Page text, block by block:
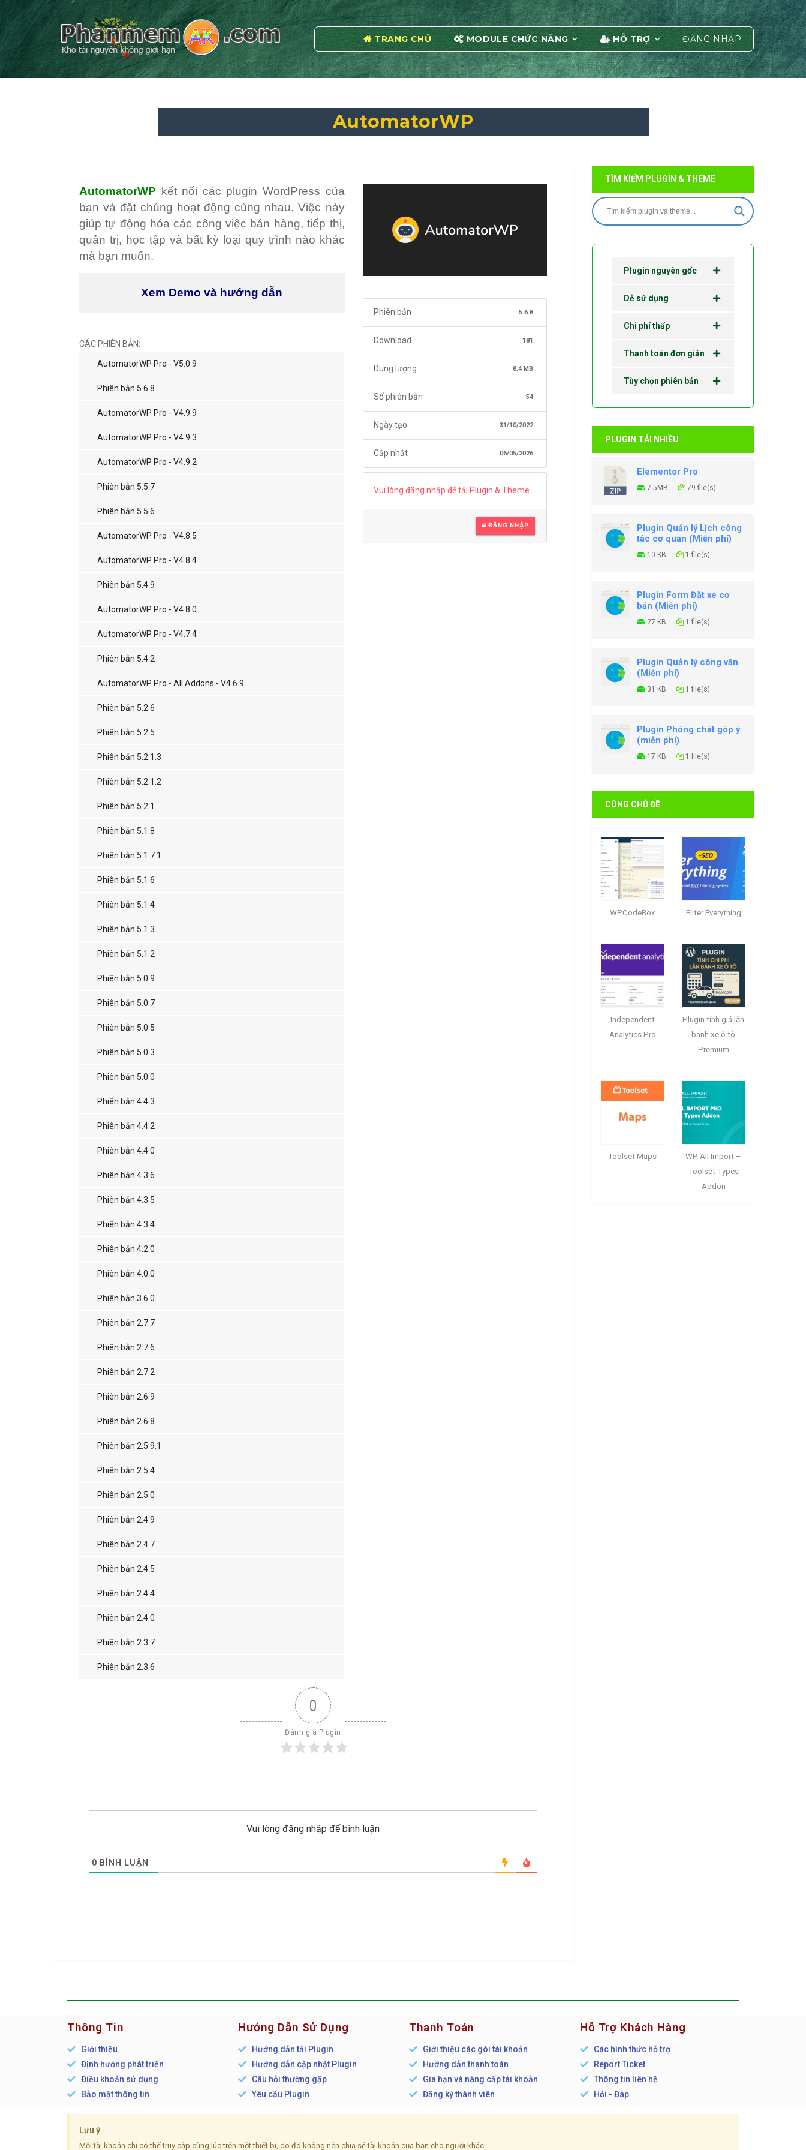
TRANG CHỦ MODULE CHỨC NĂNG HỖ TRỢ ĐĂNG NHẬP
AutomatorWP
AutomatorWP kết nối các plugin WordPress của
bạn và đặt chúng hoạt động cùng nhau. Việc này
giúp tự động hóa các công việc bán hàng, tiếp thị,
quản trị, học tập và bất kỳ loại quy trình nào khác
mà bạn muốn.
Xem Demo và hướng dẫn
CÁC PHIÊN BẢN:
AutomatorWP Pro - V5.0.9
Phiên bản 5.6.8
AutomatorWP Pro - V4.9.9
AutomatorWP Pro - V4.9.3
AutomatorWP Pro - V4.9.2
Phiên bản 5.5.7
Phiên bản 5.5.6
AutomatorWP Pro - V4.8.5
AutomatorWP Pro - V4.8.4
Phiên bản 5.4.9
AutomatorWP Pro - V4.8.0
AutomatorWP Pro - V4.7.4
Phiên bản 5.4.2
AutomatorWP Pro - All Addons - V4.6.9
Phiên bản 5.2.6
Phiên bản 5.2.5
Phiên bản 5.2.1.3
Phiên bản 5.2.1.2
Phiên bản 5.2.1
Phiên bản 5.1.8
Phiên bản 5.1.7.1
Phiên bản 5.1.6
Phiên bản 5.1.4
Phiên bản 5.1.3
Phiên bản 5.1.2
Phiên bản 5.0.9
Phiên bản 5.0.7
Phiên bản 5.0.5
Phiên bản 5.0.3
Phiên bản 5.0.0
Phiên bản 4.4.3
Phiên bản 4.4.2
Phiên bản 4.4.0
Phiên bản 4.3.6
Phiên bản 4.3.5
Phiên bản 4.3.4
Phiên bản 4.2.0
Phiên bản 4.0.0
Phiên bản 3.6.0
Phiên bản 2.7.7
Phiên bản 2.7.6
Phiên bản 2.7.2
Phiên bản 2.6.9
Phiên bản 2.6.8
Phiên bản 2.5.9.1
Phiên bản 2.5.4
Phiên bản 2.5.0
Phiên bản 2.4.9
Phiên bản 2.4.7
Phiên bản 2.4.5
Phiên bản 2.4.4
Phiên bản 2.4.0
Phiên bản 2.3.7
Phiên bản 2.3.6
Phiên bản 5.6.8
Download 181
Dung lượng 8.4 MB
Số phiên bản 54
Ngày tạo 31/10/2022
Cập nhật 06/05/2026
Vui lòng đăng nhập để tải Plugin & Theme
ĐĂNG NHẬP
0
Đánh giá Plugin
Vui lòng đăng nhập để bình luận
0 BÌNH LUẬN
TÌM KIẾM PLUGIN & THEME
Plugin nguyên gốc
Dễ sử dụng
Chi phí thấp
Thanh toán đơn giản
Tùy chọn phiên bản
PLUGIN TẢI NHIỀU
Elementor Pro
7.5MB 79 file(s)
Plugin Quản lý Lịch công
tác cơ quan (Miễn phí)
10 KB 1 file(s)
Plugin Form Đặt xe cơ
bản (Miễn phí)
27 KB 1 file(s)
Plugin Quản lý công văn
(Miễn phí)
31 KB 1 file(s)
Plugin Phòng chát góp ý
(miễn phí)
17 KB 1 file(s)
CÙNG CHỦ ĐỀ
WPCodeBox Filter Everything
Independent
Analytics Pro
Plugin tính giá lăn
bánh xe ô tô
Premium
Toolset Maps
WP All Import –
Toolset Types
Addon
Thông Tin
Giới thiệu
Định hướng phát triển
Điều khoản sử dụng
Bảo mật thông tin
Hướng Dẫn Sử Dụng
Hướng dẫn tải Plugin
Hướng dẫn cập nhật Plugin
Câu hỏi thường gặp
Yêu cầu Plugin
Thanh Toán
Giới thiệu các gói tài khoản
Hướng dẫn thanh toán
Gia hạn và nâng cấp tài khoản
Đăng ký thành viên
Hỗ Trợ Khách Hàng
Các hình thức hỗ trợ
Report Ticket
Thông tin liên hệ
Hỏi - Đáp
Lưu ý
Mỗi tài khoản chỉ có thể truy cập cùng lúc trên một thiết bị, do đó không nên chia sẻ tài khoản của bạn cho người khác.